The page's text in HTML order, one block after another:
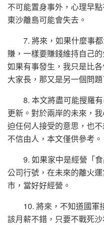
不可能置身事外，心理早
東沙離島可能會失去。
7. 將來，如果什麼事都
賺，一樣要賺錢維持自己
如果有事發生，我只是比
大家長，那又是另一個問題
8. 本文將盡可能搜羅有
更新。對於兩岸的未來，
迫任何人接受的意思，也
不信由人，本文僅供參考。
9. 如果家中是經營「食
公司行號，在未來的離火
市，當好好經營。
10. 將來，不知道國軍
該月薪不錯，只要不戰死